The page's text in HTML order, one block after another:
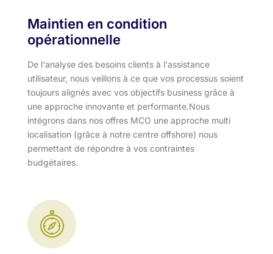
Maintien en condition
opérationnelle
De l'analyse des besoins clients à l'assistance
utilisateur, nous veillons à ce que vos processus soient
toujours alignés avec vos objectifs business grâce à
une approche innovante et performante.​ Nous
intégrons dans nos offres MCO une approche multi
localisation (grâce à notre centre offshore) nous
permettant de répondre à vos contraintes
budgétaires.